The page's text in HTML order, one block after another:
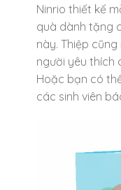
Ninrio thiết kế
quà dành tặng
này. Thiệp
người yêu thích
Hoặc bạn có
các sinh viên